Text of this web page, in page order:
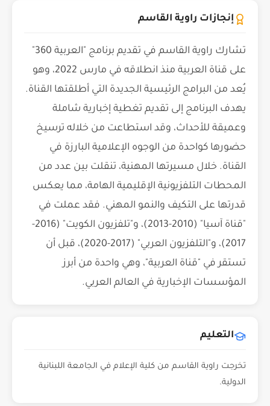
إنجازات راوية القاسم
تشارك راوية القاسم في تقديم برنامج "العربية 360"
على قناة العربية منذ انطلاقه في مارس 2022، وهو
يُعد من البرامج الرئيسية الجديدة التي أطلقتها القناة.
يهدف البرنامج إلى تقديم تغطية إخبارية شاملة
وعميقة للأحداث، وقد استطاعت من خلاله ترسيخ
حضورها كواحدة من الوجوه الإعلامية البارزة في
القناة. خلال مسيرتها المهنية، تنقلت بين عدد من
المحطات التلفزيونية الإقليمية الهامة، مما يعكس
قدرتها على التكيف والنمو المهني. فقد عملت في
"قناة آسيا" (2010-2013)، و"تلفزيون الكويت" (2016-
2017)، و"التلفزيون العربي" (2017-2020)، قبل أن
تستقر في "قناة العربية"، وهي واحدة من أبرز
المؤسسات الإخبارية في العالم العربي.
التعليم
تخرجت راوية القاسم من كلية الإعلام في الجامعة اللبنانية
الدولية.